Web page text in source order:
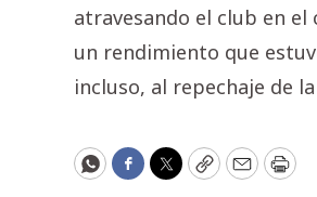
atravesando el club en
un rendimiento que
incluso, al repechaje de
WhatsApp
Facebook
Twitter
CopyEmailPrint